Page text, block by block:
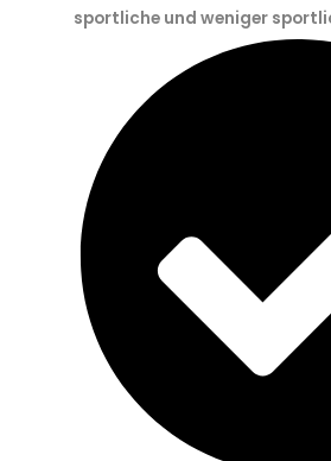
sportliche und weniger